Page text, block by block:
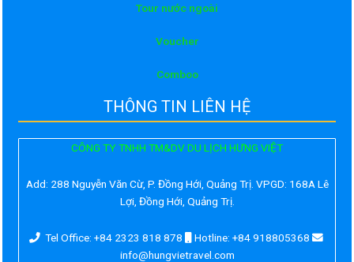
Tour nước ngoài
Voucher
Comboo
THÔNG TIN LIÊN HỆ
CÔNG TY TNHH TM&DV DU LỊCH HƯNG VIỆT
Add: 288 Nguyễn Văn Cừ, P. Đồng Hới, Quảng Trị. VPGD: 168A Lê
Lợi, Đồng Hới, Quảng Trị.
Tel Office: +84 2323 818 878
Hotline: +84 918805368
info@hungvietravel.com